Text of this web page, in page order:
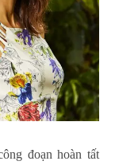
đoạn hoàn tất